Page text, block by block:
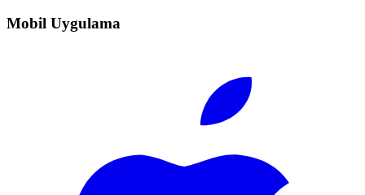
Mobil Uygulama